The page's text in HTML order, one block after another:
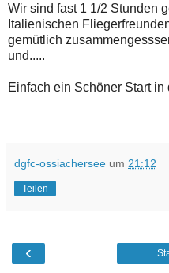
Wir sind fast 1 1/2 Stunden
Italienischen
gemütlich
und.....
Einfach ein Schöner Start
dgfc-ossiachersee um 21:12
Teilen
‹